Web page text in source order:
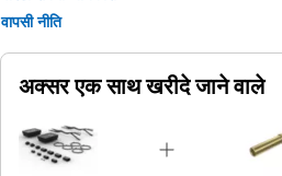
वापसी नीति
अक्सर एक साथ खरीदे जाने वाले